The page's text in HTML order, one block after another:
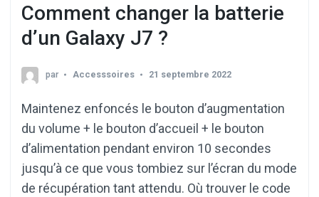
Comment changer la batterie
d’un Galaxy J7 ?
par Accesssoires 21 septembre 2022
Maintenez enfoncés le bouton d’augmentation
du volume + le bouton d’accueil + le bouton
d’alimentation pendant environ 10 secondes
jusqu’à ce que vous tombiez sur l’écran du mode
de récupération tant attendu. Où trouver le code